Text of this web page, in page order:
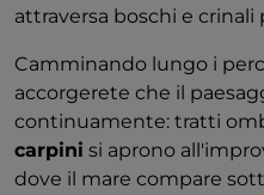
attraversa boschi e crinali
Camminando lungo i
accorgerete che il
continuamente: tratti
carpini si aprono
dove il mare compare